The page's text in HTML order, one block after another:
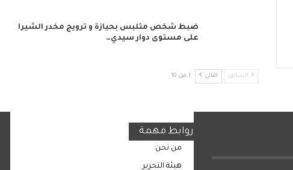
ضبط شخص متلبس بحيازة و ترويج مخدر الشيرا
على مستوى دوار سيدي…
السابق التالي 1 من 10
روابط مهمة
من نحن
هيئة التحرير